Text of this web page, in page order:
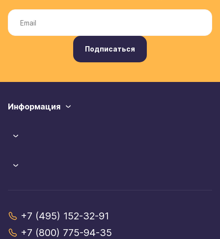
Подписаться
Информация
+7 (495) 152-32-91
+7 (800) 775-94-35